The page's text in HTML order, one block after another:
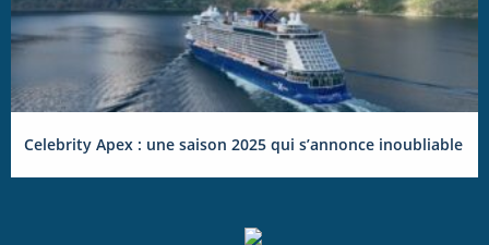
Celebrity Apex : une saison 2025 qui s’annonce inoubliable